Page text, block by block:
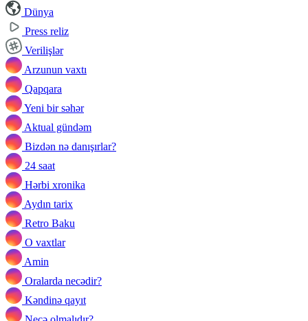
Dünya
Press reliz
Verilişlər
Arzunun vaxtı
Qapqara
Yeni bir səhər
Aktual gündəm
Bizdən nə danışırlar?
24 saat
Hərbi xronika
Aydın tarix
Retro Baku
O vaxtlar
Amin
Oralarda necədir?
Kəndinə qayıt